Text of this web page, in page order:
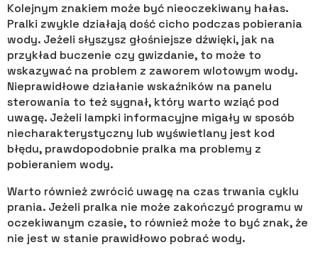
Kolejnym znakiem może być nieoczekiwany hałas.
Pralki zwykle działają dość cicho podczas pobierania
wody. Jeżeli słyszysz głośniejsze dźwięki, jak na
przykład buczenie czy gwizdanie, to może to
wskazywać na problem z zaworem wlotowym wody.
Nieprawidłowe działanie wskaźników na panelu
sterowania to też sygnał, który warto wziąć pod
uwagę. Jeżeli lampki informacyjne migały w sposób
niecharakterystyczny lub wyświetlany jest kod
błędu, prawdopodobnie pralka ma problemy z
pobieraniem wody.
Warto również zwrócić uwagę na czas trwania cyklu
prania. Jeżeli pralka nie może zakończyć programu w
oczekiwanym czasie, to również może to być znak, że
nie jest w stanie prawidłowo pobrać wody.